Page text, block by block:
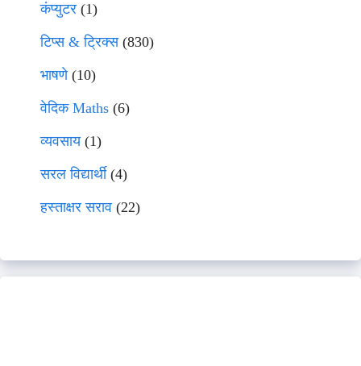
कंप्युटर (1)
टिप्स & ट्रिक्स(830)
भाषणे(10)
वेदिक Maths (6)
व्यवसाय(1)
सरल विद्यार्थी(4)
हस्ताक्षर सराव (22)